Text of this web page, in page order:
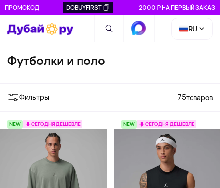
ПРОМОКОД DOBUYFIRST -2000 ₽ НА ПЕРВЫЙ ЗАКАЗ
RU
Футболки и поло
Фильтры 75товаров
NEW СЕГОДНЯ ДЕШЕВЛЕ NEW СЕГОДНЯ ДЕШЕВЛЕ